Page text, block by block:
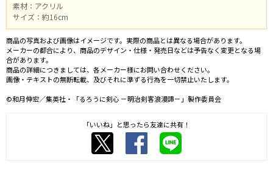
素材：アクリル
サイズ：約16cm
商品の写真および画像はイメージです。実際の商品とは異なる場合があります。
メーカーの都合により、商品のデザイン・仕様・発売日などは予告なく変更となる場
合があります。
商品の詳細につきましては、各メーカー様にお問い合わせください。
画像・テキストの無断転載、及びそれに準ずる行為を一切禁止いたします。
©和月伸宏／集英社・「るろうに剣心 －明治剣客浪漫譚－」製作委員会
「いいね」と思ったら友達に共有！